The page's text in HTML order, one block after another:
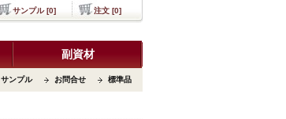
副資材
サンプル お問合せ 標準品
サンプル [0] 注文 [0]